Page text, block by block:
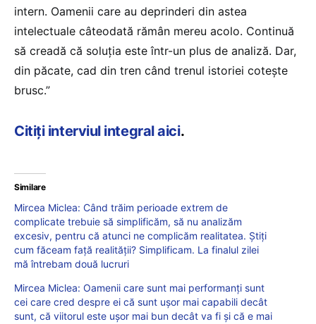
intern. Oamenii care au deprinderi din astea
intelectuale câteodată rămân mereu acolo. Continuă
să creadă că soluția este într-un plus de analiză. Dar,
din păcate, cad din tren când trenul istoriei cotește
brusc.”
Citiți interviul integral aici.
Similare
Mircea Miclea: Când trăim perioade extrem de
complicate trebuie să simplificăm, să nu analizăm
excesiv, pentru că atunci ne complicăm realitatea. Știți
cum făceam față realității? Simplificam. La finalul zilei
mă întrebam două lucruri
Mircea Miclea: Oamenii care sunt mai performanți sunt
cei care cred despre ei că sunt ușor mai capabili decât
sunt, că viitorul este ușor mai bun decât va fi și că e mai